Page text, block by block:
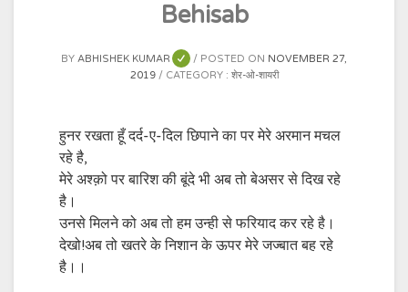
Behisab
BY ABHISHEK KUMAR POSTED ON NOVEMBER 27,
2019
CATEGORY : शेर-ओ-शायरी
हुनर रखता हूँ दर्द-ए-दिल छिपाने का पर मेरे अरमान मचल
रहे है,
मेरे अश्क़ो पर बारिश की बूंदे भी अब तो बेअसर से दिख रहे
है।
उनसे मिलने को अब तो हम उन्ही से फरियाद कर रहे है।
देखो!अब तो खतरे के निशान के ऊपर मेरे जज्बात बह रहे
है।।